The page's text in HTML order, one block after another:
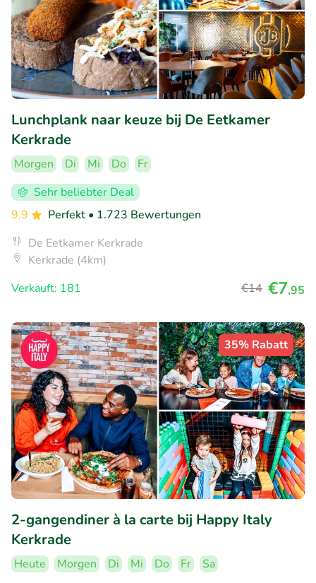
Lunchplank naar keuze bij De Eetkamer
Kerkrade
Morgen Di Mi Do
Fr
Sehr beliebter Deal
9.9
Perfekt • 1.723 Bewertungen
De Eetkamer Kerkrade
Kerkrade (4km)
Verkauft: 181
€14 €7,95
35% Rabatt
2-gangendiner à la carte bij Happy Italy
Kerkrade
Heute Morgen Di Mi Do Fr
Sa